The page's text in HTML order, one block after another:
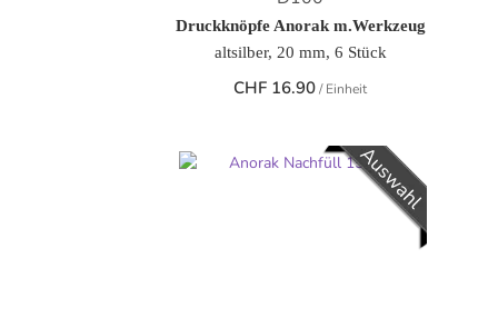
Druckknöpfe Anorak m.Werkzeug
altsilber, 20 mm, 6 Stück
CHF 16.90/ Einheit